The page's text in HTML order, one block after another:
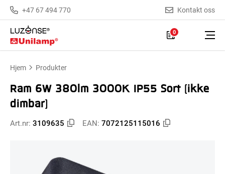
+47 67 494 770 Kontakt oss
0
Hjem Produkter
Ram 6W 380lm 3000K IP55 Sort (ikke
dimbar)
Art.nr: 3109635 EAN: 7072125115016